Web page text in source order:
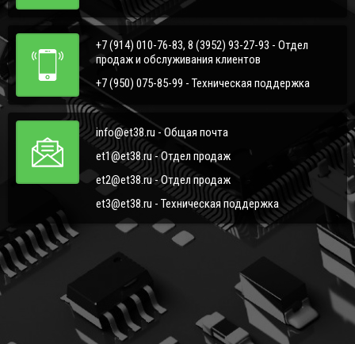
+7 (914) 010-76-83, 8 (3952) 93-27-93 - Отдел
продаж и обслуживания клиентов
+7 (950) 075-85-99 - Техническая поддержка
info@et38.ru - Общая почта
et1@et38.ru - Отдел продаж
et2@et38.ru - Отдел продаж
et3@et38.ru - Техническая поддержка